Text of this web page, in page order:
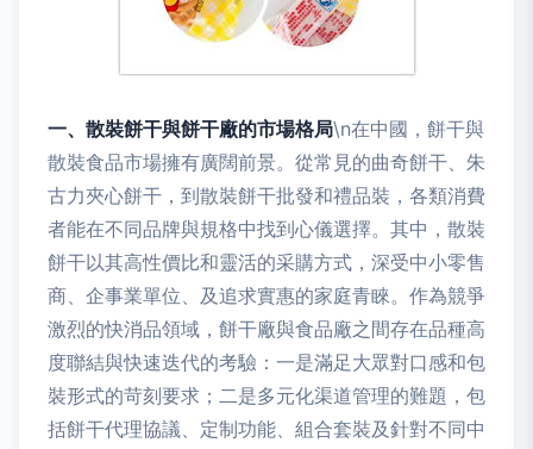
一、散裝餅干與餅干廠的市場格局\n在中國，餅干與
散裝食品市場擁有廣闊前景。從常見的曲奇餅干、朱
古力夾心餅干，到散裝餅干批發和禮品裝，各類消費
者能在不同品牌與規格中找到心儀選擇。其中，散裝
餅干以其高性價比和靈活的采購方式，深受中小零售
商、企事業單位、及追求實惠的家庭青睞。作為競爭
激烈的快消品領域，餅干廠與食品廠之間存在品種高
度聯結與快速迭代的考驗：一是滿足大眾對口感和包
裝形式的苛刻要求；二是多元化渠道管理的難題，包
括餅干代理協議、定制功能、組合套裝及針對不同中